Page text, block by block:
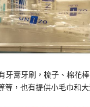
牙膏牙刷，梳子、棉花
等，也有提供小毛巾和大